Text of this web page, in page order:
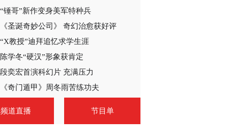
“锤哥”新作变身美军特种兵
《圣诞奇妙公司》 奇幻治愈获好评
“X教授”迪拜追忆求学生涯
陈学冬“硬汉”形象获肯定
段奕宏首演科幻片 充满压力
《奇门遁甲》周冬雨苦练功夫
频道直播 节目单